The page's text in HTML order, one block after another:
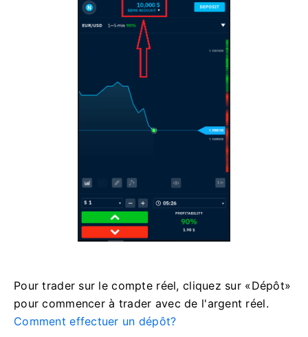
Pour trader sur le compte réel, cliquez sur «Dépôt»
pour commencer à trader avec de l'argent réel.
Comment effectuer un dépôt?